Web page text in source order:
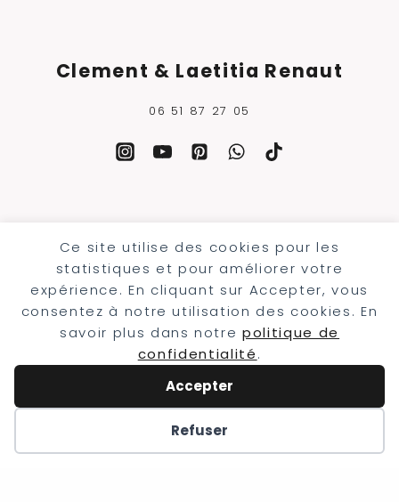
Clement & Laetitia Renaut
06 51 87 27 05
Mariage récents
Ce site utilise des cookies pour les
statistiques et pour améliorer votre
expérience. En cliquant sur Accepter, vous
consentez à notre utilisation des cookies. En
savoir plus dans notrepolitique de
confidentialité.
Accepter
Refuser